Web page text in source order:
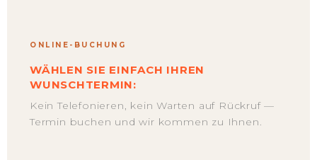
ONLINE-BUCHUNG
WÄHLEN SIE EINFACH IHREN
WUNSCHTERMIN:
Kein Telefonieren, kein Warten auf Rückruf —
Termin buchen und wir kommen zu Ihnen.